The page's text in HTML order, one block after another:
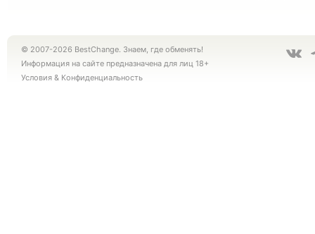
© 2007-2026 BestChange. Знаем, где обменять!
Информация на сайте предназначена для лиц 18+
Условия & Конфиденциальность